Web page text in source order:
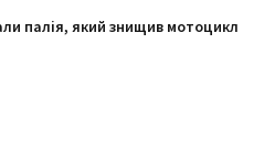
палія, який знищив мотоцикл